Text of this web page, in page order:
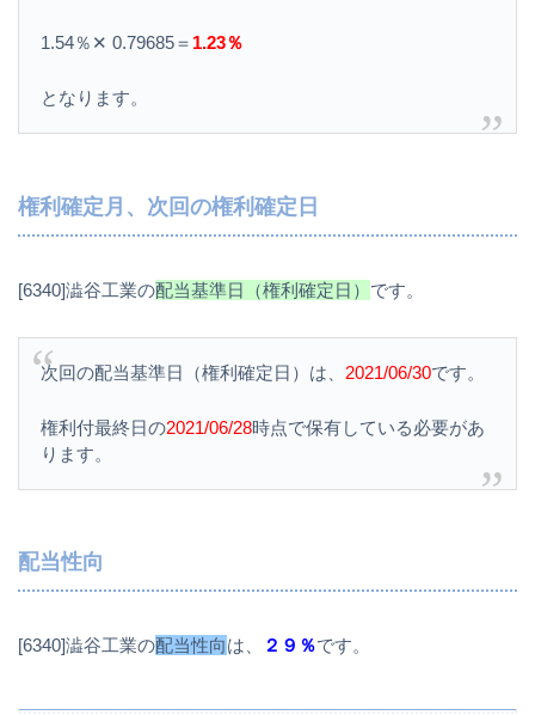
1.54％✕ 0.79685＝ 1.23％
となります。
権利確定月、次回の権利確定日
[6340]澁谷工業の配当基準日（権利確定日） です。
次回の配当基準日（権利確定日）は、 2021/06/30です。
権利付最終日の2021/06/28時点で保有している必要があ
ります。
配当性向
[6340]澁谷工業の配当性向は、 ２９％です。